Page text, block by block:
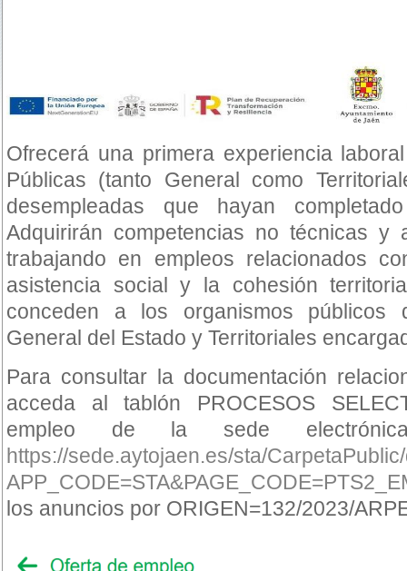
Ofrecerá una primera experiencia
Públicas (tanto General como
desempleadas que hayan
Adquirirán competencias no técnicas y
trabajando en empleos relacionados
asistencia social y la cohesión
conceden a los organismos públicos
General del Estado y Territoriales
Para consultar la documentación
acceda al tablón PROCESOS
empleo de la sede
https://sede.aytojaen.es/sta/
los anuncios por ORIGEN=132/2023/